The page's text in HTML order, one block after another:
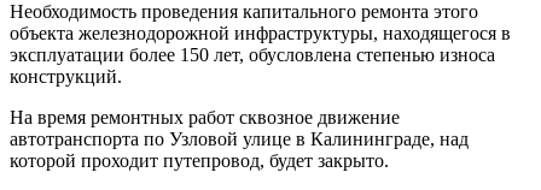
Необходимость проведения капитального ремонта этого
объекта железнодорожной инфраструктуры, находящегося в
эксплуатации более 150 лет, обусловлена степенью износа
конструкций.
На время ремонтных работ сквозное движение
автотранспорта по Узловой улице в Калининграде, над
которой проходит путепровод, будет закрыто.